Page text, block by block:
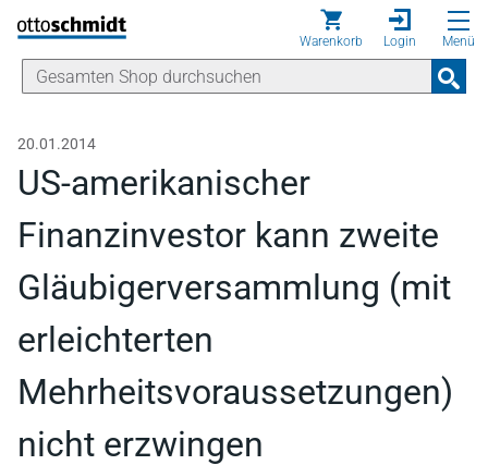
Direkt zum Inhalt
Warenkorb Login Menü
20.01.2014
US-amerikanischer
Finanzinvestor kann zweite
Gläubigerversammlung (mit
erleichterten
Mehrheitsvoraussetzungen)
nicht erzwingen